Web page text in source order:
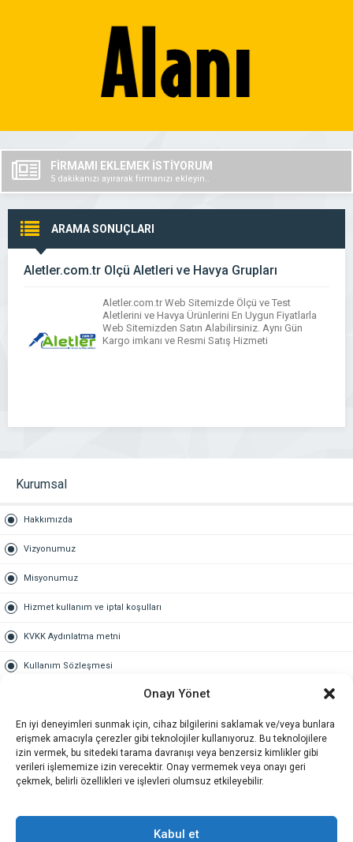
Onayı Yönet
En iyi deneyimleri sunmak için, cihaz bilgilerini saklamak ve/veya bunlara
erişmek amacıyla çerezler gibi teknolojiler kullanıyoruz. Bu teknolojilere
izin vermek, bu sitedeki tarama davranışı veya benzersiz kimlikler gibi
verileri işlememize izin verecektir. Onay vermemek veya onayı geri
çekmek, belirli özellikleri ve işlevleri olumsuz etkileyebilir.
Kabul et
FİRMAMI EKLEMEK İSTİYORUM
5 dakikanızı ayırarak firmanızı ekleyin..
ARAMA SONUÇLARI
Aletler.com.tr Ölçü Aletleri ve Havya Grupları
Aletler.com.tr Web Sitemizde Ölçü ve Test
Aletlerini ve Havya Ürünlerini En Uygun Fiyatlarla
Web Sitemizden Satın Alabilirsiniz. Aynı Gün
Kargo imkanı ve Resmi Satış Hizmeti
Kurumsal
Hakkımızda
Vizyonumuz
Misyonumuz
Hizmet kullanım ve iptal koşulları
KVKK Aydınlatma metni
Kullanım Sözleşmesi
Gold üyelik nedir
Kariyer